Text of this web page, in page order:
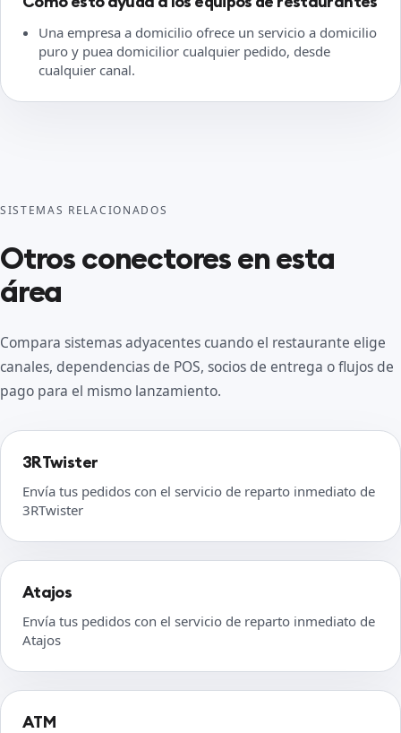
Una empresa a domicilio ofrece un servicio a domicilio
puro y puea domicilior cualquier pedido, desde
cualquier canal.
SISTEMAS RELACIONADOS
Otros conectores en esta
área
Compara sistemas adyacentes cuando el restaurante elige
canales, dependencias de POS, socios de entrega o flujos de
pago para el mismo lanzamiento.
3RTwister
Envía tus pedidos con el servicio de reparto inmediato de
3RTwister
Atajos
Envía tus pedidos con el servicio de reparto inmediato de
Atajos
ATM